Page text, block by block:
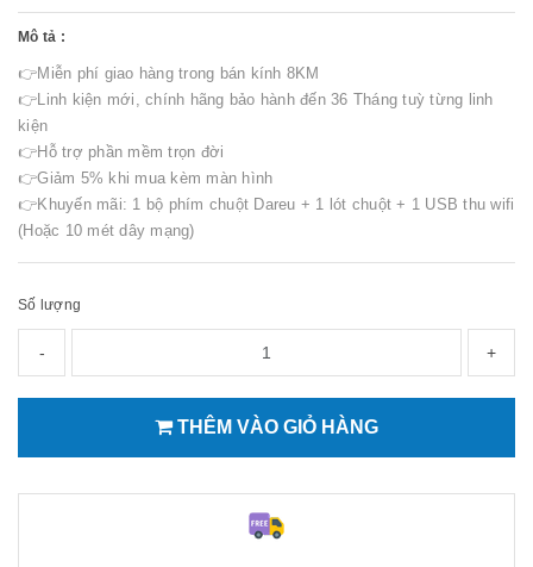
Mô tả :
👉Miễn phí giao hàng trong bán kính 8KM
👉Linh kiện mới, chính hãng bảo hành đến 36 Tháng tuỳ từng linh
kiện
👉Hỗ trợ phần mềm trọn đời
👉Giảm 5% khi mua kèm màn hình
👉Khuyến mãi: 1 bộ phím chuột Dareu + 1 lót chuột + 1 USB thu wifi
(Hoặc 10 mét dây mạng)
Số lượng
- +
THÊM VÀO GIỎ HÀNG